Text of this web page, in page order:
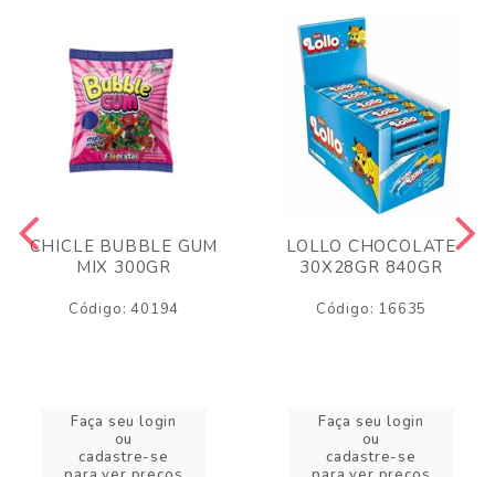
CHICLE BUBBLE GUM
MIX 300GR
Código: 40194
Faça seu login
ou
cadastre-se
LOLLO CHOCOLATE
30X28GR 840GR
Código: 16635
Faça seu login
ou
cadastre-se